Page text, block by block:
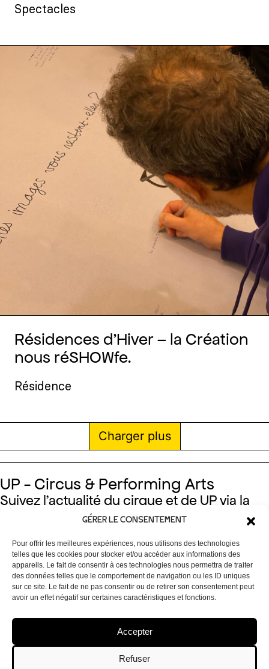
GÉRER LE CONSENTEMENT
Pour offrir les meilleures expériences, nous utilisons des technologies
telles que les cookies pour stocker et/ou accéder aux informations des
appareils. Le fait de consentir à ces technologies nous permettra de traiter
des données telles que le comportement de navigation ou les ID uniques
sur ce site. Le fait de ne pas consentir ou de retirer son consentement peut
avoir un effet négatif sur certaines caractéristiques et fonctions.
Accepter
Refuser
Spectacles
Résidences d’Hiver – la Création
nous réSHOWfe.
Résidence
Charger plus
UP - Circus & Performing Arts
Suivez l’actualité du cirque et de UP via la
newsletter et nos réseaux!
Localisation UP
50 Rue Osseghem, 1080 Bruxelles
Lieu & Espaces
Emplois